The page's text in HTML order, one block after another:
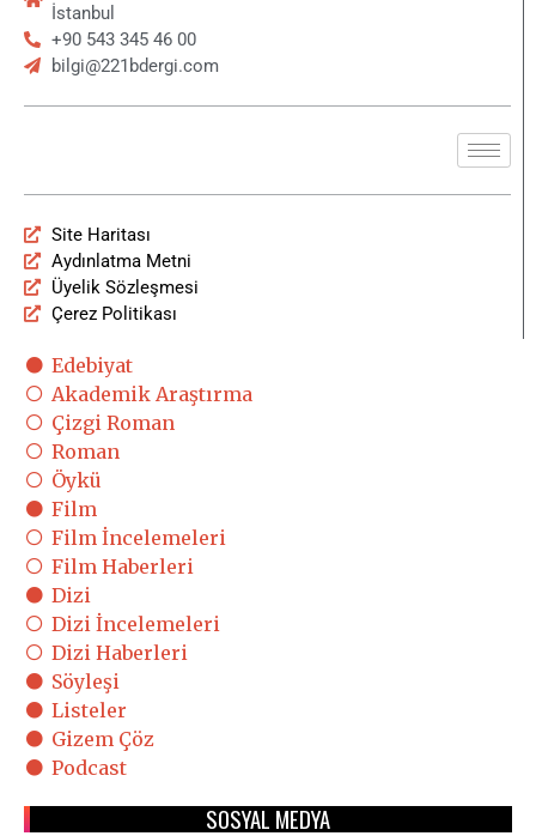
İstanbul
+90 543 345 46 00
bilgi@221bdergi.com
Site Haritası
Aydınlatma Metni
Üyelik Sözleşmesi
Çerez Politikası
Edebiyat
Akademik Araştırma
Çizgi Roman
Roman
Öykü
Film
Film İncelemeleri
Film Haberleri
Dizi
Dizi İncelemeleri
Dizi Haberleri
Söyleşi
Listeler
Gizem Çöz
Podcast
SOSYAL MEDYA